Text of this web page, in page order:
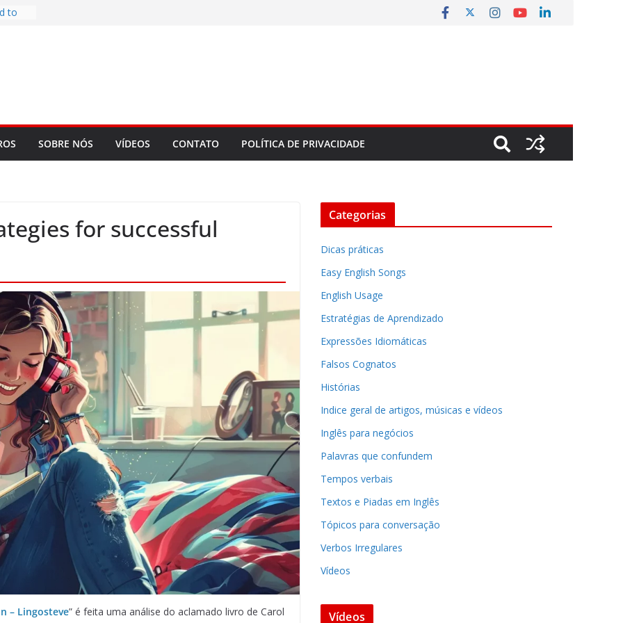
to
SOBRE NÓS VÍDEOS CONTATO POLÍTICA DE PRIVACIDADE
for successful
– Lingosteve” é feita uma análise do aclamado livro de Carol
Categorias
Dicas práticas
Easy English Songs
English Usage
Estratégias de Aprendizado
Expressões Idiomáticas
Falsos Cognatos
Histórias
Indice geral de artigos, músicas e vídeos
Inglês para negócios
Palavras que confundem
Tempos verbais
Textos e Piadas em Inglês
Tópicos para conversação
Verbos Irregulares
Vídeos
Vídeos